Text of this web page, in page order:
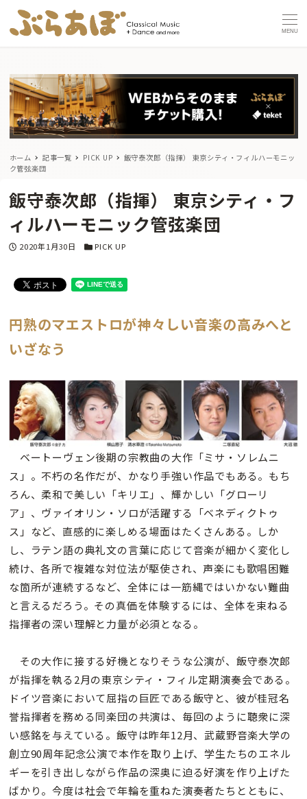
MENU
ホーム 記事一覧 PICK UP
飯守泰次郎（指揮） 東京シティ・フィルハーモニッ
ク管弦楽団
飯守泰次郎（指揮） 東京シティ・フ
ィルハーモニック管弦楽団
投稿日
2020年1月30日 カテゴリー
PICK UP
円熟のマエストロが神々しい音楽の高みへと
いざなう
ベートーヴェン後期の宗教曲の大作「ミサ・ソレムニ
ス」。不朽の名作だが、かなり手強い作品でもある。もち
ろん、柔和で美しい「キリエ」、輝かしい「グローリ
ア」、ヴァイオリン・ソロが活躍する「ベネディクトゥ
ス」など、直感的に楽しめる場面はたくさんある。しか
し、ラテン語の典礼文の言葉に応じて音楽が細かく変化し
続け、各所で複雑な対位法が駆使され、声楽にも歌唱困難
な箇所が連続するなど、全体には一筋縄ではいかない難曲
と言えるだろう。その真価を体験するには、全体を束ねる
指揮者の深い理解と力量が必須となる。
その大作に接する好機となりそうな公演が、飯守泰次郎
が指揮を執る2月の東京シティ・フィル定期演奏会である。
ドイツ音楽において屈指の巨匠である飯守と、彼が桂冠名
誉指揮者を務める同楽団の共演は、毎回のように聴衆に深
い感銘を与えている。飯守は昨年12月、武蔵野音楽大学の
創立90周年記念公演で本作を取り上げ、学生たちのエネル
ギーを引き出しながら作品の深奥に迫る好演を作り上げた
ばかり。今度は社会で年輪を重ねた演奏者たちとともに、